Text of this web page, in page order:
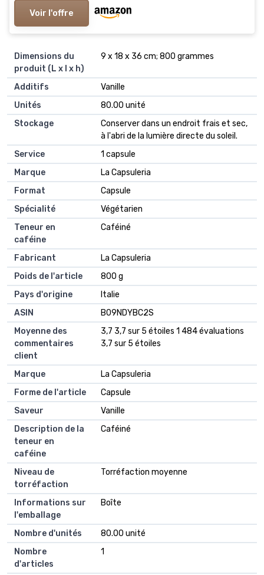
Voir l'offre
Dimensions du
produit (L x l x h)
‎9 x 18 x 36 cm; 800 grammes
Additifs
‎Vanille
Unités
‎80.00 unité
Stockage
‎Conserver dans un endroit frais et sec,
à l'abri de la lumière directe du soleil.
Service
‎1 capsule
Marque
‎La Capsuleria
Format
‎Capsule
Spécialité
‎Végétarien
Teneur en
caféine
‎Caféiné
Fabricant
‎La Capsuleria
Poids de l'article
‎800 g
Pays d'origine
‎Italie
ASIN
B09NDYBC2S
Moyenne des
commentaires
client
3,7 3,7 sur 5 étoiles 1 484 évaluations
3,7 sur 5 étoiles
Marque
La Capsuleria
Forme de l'article
Capsule
Saveur
Vanille
Description de la
teneur en
caféine
Caféiné
Niveau de
torréfaction
Torréfaction moyenne
Informations sur
l'emballage
Boîte
Nombre d'unités
80.00 unité
Nombre
d'articles
1